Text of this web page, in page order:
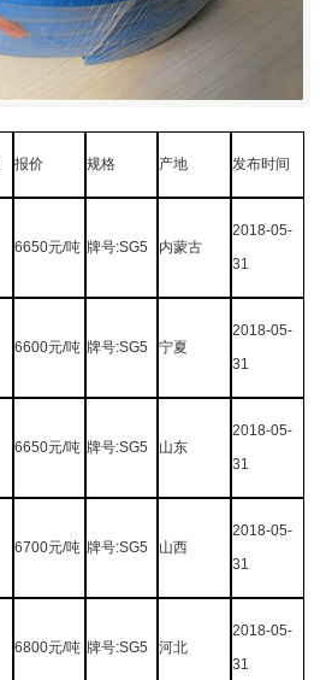
报价 规格 产地 发布时间
6650元/吨 牌号:SG5 内蒙古
2018-05-
31
6600元/吨 牌号:SG5 宁夏
2018-05-
31
6650元/吨 牌号:SG5 山东
2018-05-
31
6700元/吨 牌号:SG5 山西
2018-05-
31
6800元/吨 牌号:SG5 河北
2018-05-
31